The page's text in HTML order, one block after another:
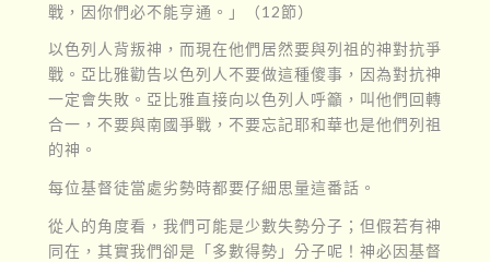
戰，因你們必不能亨通。」（12節）
以色列人背叛神，而現在他們居然要與列祖的神對抗爭
戰。亞比雅勸告以色列人不要做這種傻事，因為對抗神
一定會失敗。亞比雅直接向以色列人呼籲，叫他們回轉
合一，不要與南國爭戰，不要忘記耶和華也是他們列祖
的神。
每位基督徒當處劣勢時都要仔細思量這番話。
從人的角度看，我們可能是少數失勢分子；但假若有神
同在，其實我們卻是「多數得勢」分子呢！神必因基督